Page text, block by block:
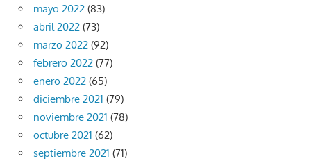
mayo 2022 (83)
abril 2022 (73)
marzo 2022 (92)
febrero 2022 (77)
enero 2022 (65)
diciembre 2021 (79)
noviembre 2021 (78)
octubre 2021 (62)
septiembre 2021 (71)